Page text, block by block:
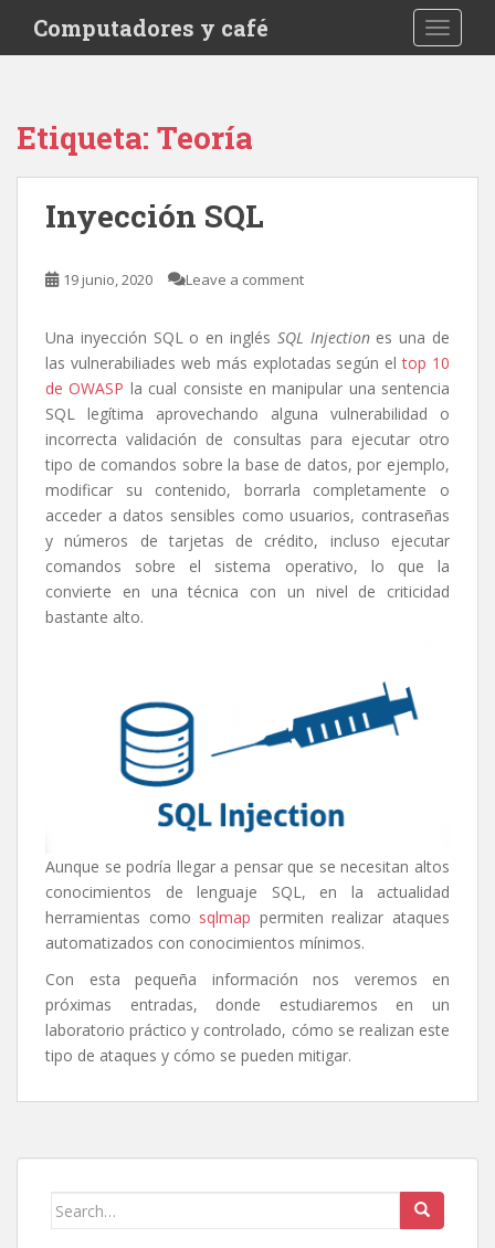
i
Computadores y café
Etiqueta: Teoría
Inyección SQL
19 junio, 2020 Leave a comment
Una inyección SQL o en inglés SQL Injectiones una de
las vulnerabiliades web más explotadas según eltop 10
de OWASP la cual consiste en manipular una sentencia
SQL legítima aprovechando alguna vulnerabilidad o
incorrecta validación de consultas para ejecutar otro
tipo de comandos sobre la base de datos, por ejemplo,
modificar su contenido, borrarla completamente o
acceder a datos sensibles como usuarios, contraseñas
y números de tarjetas de crédito, incluso ejecutar
comandos sobre el sistema operativo, lo que la
convierte en una técnica con un nivel de criticidad
bastante alto.
Aunque se podría llegar a pensar que se necesitan altos
conocimientos de lenguaje SQL, en la actualidad
herramientas como sqlmap permiten realizar ataques
automatizados con conocimientos mínimos.
Con esta pequeña información nos veremos en
próximas entradas, donde estudiaremos en un
laboratorio práctico y controlado, cómo se realizan este
tipo de ataques y cómo se pueden mitigar.
Search